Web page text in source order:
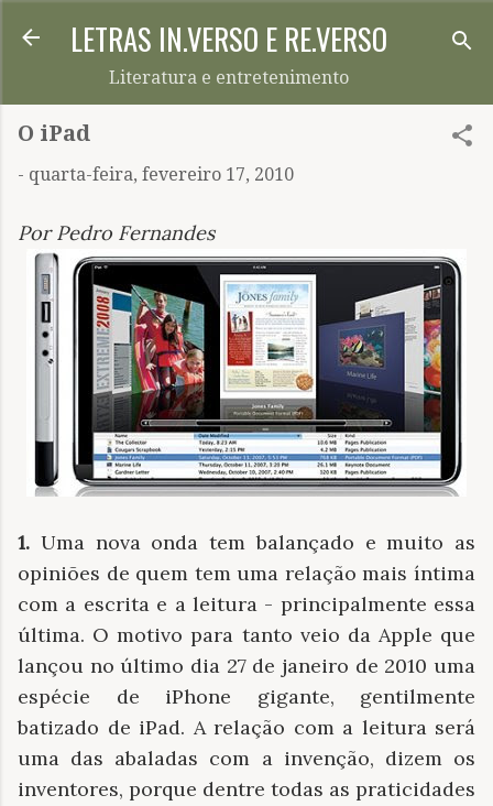
Pular para o conteúdo principal
LETRAS IN.VERSO E RE.VERSO
Literatura e entretenimento
O iPad
- quarta-feira, fevereiro 17, 2010
Por Pedro Fernandes
1. Uma nova onda tem balançado e muito as
opiniões de quem tem uma relação mais íntima
com a escrita e a leitura - principalmente essa
última. O motivo para tanto veio da Apple que
lançou no último dia 27 de janeiro de 2010 uma
espécie de iPhone gigante, gentilmente
batizado de iPad. A relação com a leitura será
uma das abaladas com a invenção, dizem os
inventores, porque dentre todas as praticidades